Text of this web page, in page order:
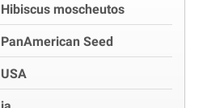
Hibiscus moscheutos
PanAmerican Seed
USA